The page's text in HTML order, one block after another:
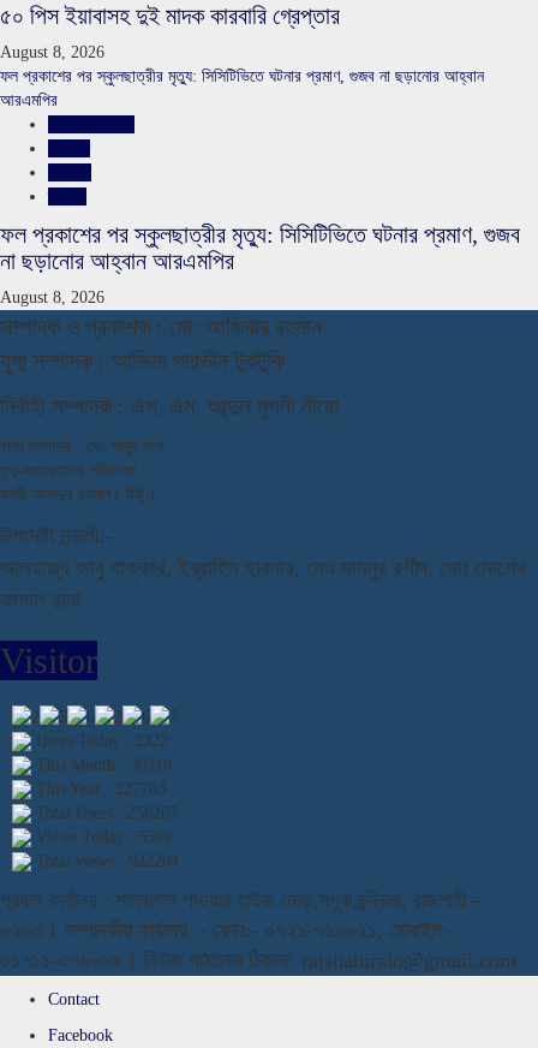
৫০ পিস ইয়াবাসহ দুই মাদক কারবারি গ্রেপ্তার
August 8, 2026
ফল প্রকাশের পর স্কুলছাত্রীর মৃত্যু: সিসিটিভিতে ঘটনার প্রমাণ, গুজব না ছড়ানোর আহ্বান
আরএমপির
ফল প্রকাশের পর স্কুলছাত্রীর মৃত্যু: সিসিটিভিতে ঘটনার প্রমাণ, গুজব
না ছড়ানোর আহ্বান আরএমপির
August 8, 2026
সম্পাদক ও প্রকাশক : মো: আজিবার রহমান
যুগ্ম সম্পাদক : আজিমা পারভীন টুকটুকি
নির্বাহী সম্পাদক : এস. এম. আব্দুল মুগনী নীরো
বার্তা সম্পাদক : মো: মাসুদ রানা
যুগ্ম-ব্যবস্থাপনা পরিচালক :
কাজী আসাদুর রহমান ( টিটু )
উপদেষ্টা মন্ডলী:-
আলহাজ্ব আবু বাক্কার, ইব্রাহিম হায়দার, মোঃ মামনুর রশীদ, মোঃ মোর্শেদ
কামাল রানা
Visitor
Users Today : 2322
This Month : 30318
This Year : 227703
Total Users : 256267
Views Today : 5599
Total views : 922204
প্রধান কার্যালয় : শালবাগান পাওয়ার হাউজ মোড়,সপুরা,চন্দ্রিমা, রাজশাহী –
৬২০৩। সম্পাদকীয় কার্যালয় :- ফোন:- ০৭২১-৭৬০৬২১, মোবাইল:-
০১৭১১-৩৭৮০৯৪। নিউজ পাঠানোর ঠিকানা: rajshahiralo@gmail.com
Contact
Facebook